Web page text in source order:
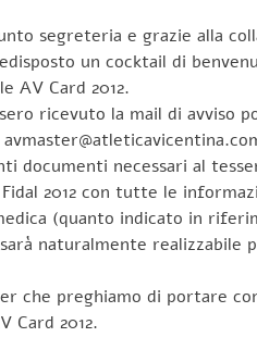
segreteria e grazie alla
un cocktail di
AV Card 2012.
ricevuto la mail di avviso
documenti necessari al
2012 con tutte le
(quanto indicato in
naturalmente realizzabile
che preghiamo di portare
Card 2012.